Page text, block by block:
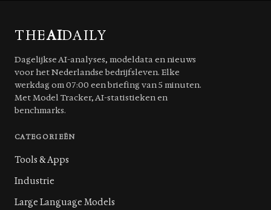
THEAIDAILY
Dagelijkse AI-analyses, modeldata en nieuws
voor het Nederlandse bedrijfsleven. Elke
werkdag om 07:00 een briefing van 5 minuten.
Met Model Tracker, AI-statistieken en
benchmarks.
CATEGORIEËN
Tools & Apps
Industrie
Large Language Models